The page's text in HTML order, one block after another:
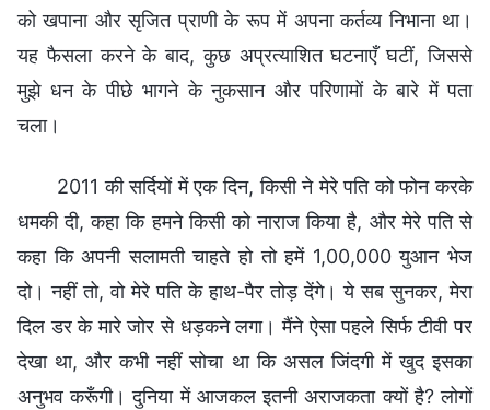
को खपाना और सृजित प्राणी के रूप में अपना कर्तव्य निभाना था।
यह फैसला करने के बाद, कुछ अप्रत्याशित घटनाएँ घटीं, जिससे
मुझे धन के पीछे भागने के नुकसान और परिणामों के बारे में पता
चला।
2011 की सर्दियों में एक दिन, किसी ने मेरे पति को फोन करके
धमकी दी, कहा कि हमने किसी को नाराज किया है, और मेरे पति से
कहा कि अपनी सलामती चाहते हो तो हमें 1,00,000 युआन भेज
दो। नहीं तो, वो मेरे पति के हाथ-पैर तोड़ देंगे। ये सब सुनकर, मेरा
दिल डर के मारे जोर से धड़कने लगा। मैंने ऐसा पहले सिर्फ टीवी पर
देखा था, और कभी नहीं सोचा था कि असल जिंदगी में खुद इसका
अनुभव करूँगी। दुनिया में आजकल इतनी अराजकता क्यों है? लोगों